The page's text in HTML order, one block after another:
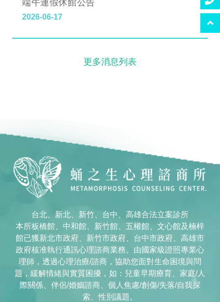
端午連假休館公告
2026-06-17
更多消息列表
台北、新北、新竹、台中、高雄合法立案診所
本所板橋館、中和館、新竹館、五權館、文心館及楠梓
館已獲新北市政府、新竹市政府、台中市政府、高雄市
政府核准執行通訊心理諮商業務。由國家級證照專業心
理師，透過心理治療/諮商，協助您面對生命困境與問
題，緩解情緒與實質困擾，如：兒童早期療育、家庭/人
際關係、伴侶/婚姻諮商、個人焦慮/創傷/失落/自我探
索、性別議題。